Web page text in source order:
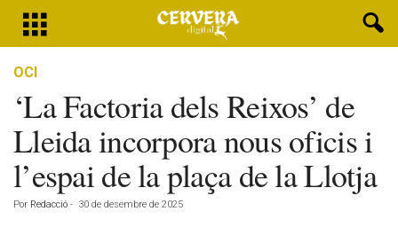
OCI
‘La Factoria dels Reixos’ de
Lleida incorpora nous oficis i
l’espai de la plaça de la Llotja
Por Redacció - 30 de desembre de 2025